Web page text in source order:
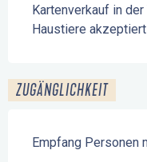
Kartenverkauf in
Haustiere akzeptiert
ZUGÄNGLICHKEIT
Empfang Personen